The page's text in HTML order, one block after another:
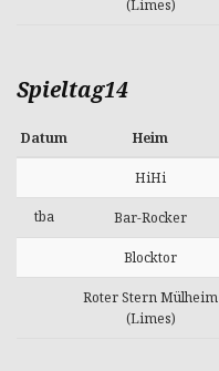
(Limes)
Spieltag14
Datum Heim
HiHi
tba Bar-Rocker
Blocktor
Roter Stern Mülheim
(Limes)